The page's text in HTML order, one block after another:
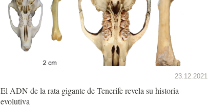
23.12.2021
El ADN de la rata gigante de Tenerife revela su historia
evolutiva